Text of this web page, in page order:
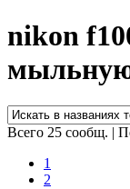
nikon
Всего 25 сообщ. |
1
2